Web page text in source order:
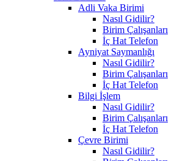
Adli Vaka Birimi
Nasıl Gidilir?
Birim Çalışanları
İç Hat Telefon
Ayniyat Saymanlığı
Nasıl Gidilir?
Birim Çalışanları
İç Hat Telefon
Bilgi İşlem
Nasıl Gidilir?
Birim Çalışanları
İç Hat Telefon
Çevre Birimi
Nasıl Gidilir?